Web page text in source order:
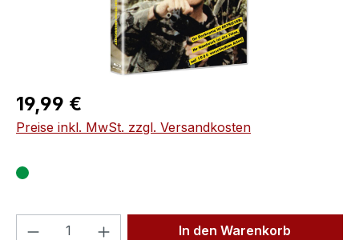
Regulärer Preis:
19,99 €
Preise inkl. MwSt. zzgl. Versandkosten
Produkt Anzahl: Gib denIn den Warenkorb